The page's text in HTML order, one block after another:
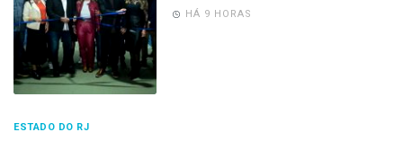
HÁ 9 HORAS
ESTADO DO RJ